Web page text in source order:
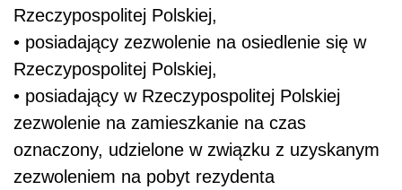
Rzeczypospolitej Polskiej,
• posiadający zezwolenie na osiedlenie się w
Rzeczypospolitej Polskiej,
• posiadający w Rzeczypospolitej Polskiej
zezwolenie na zamieszkanie na czas
oznaczony, udzielone w związku z uzyskanym
zezwoleniem na pobyt rezydenta